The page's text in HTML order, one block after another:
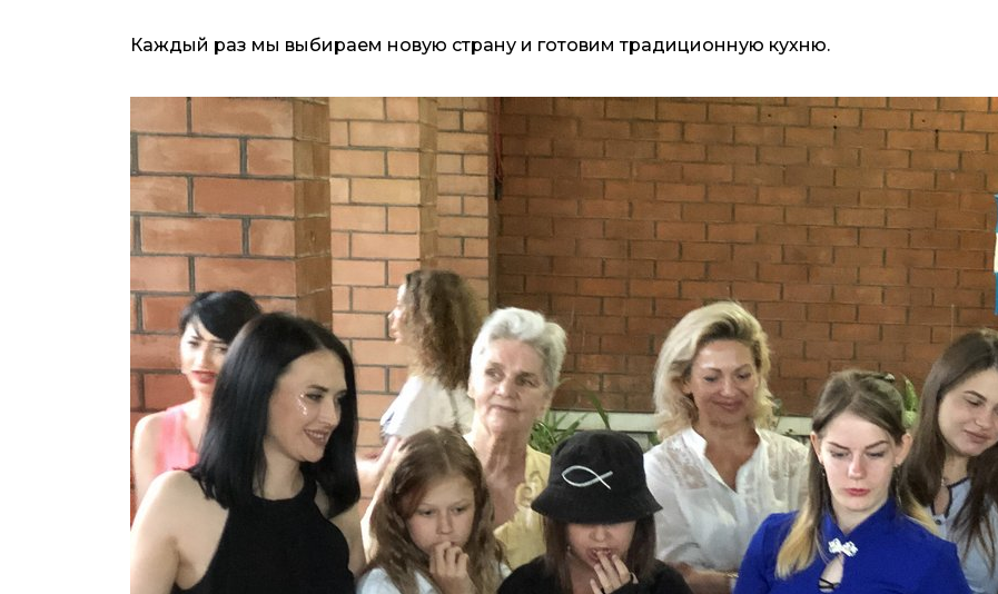
Каждый раз мы выбираем новую страну и готовим традиционную кухню.